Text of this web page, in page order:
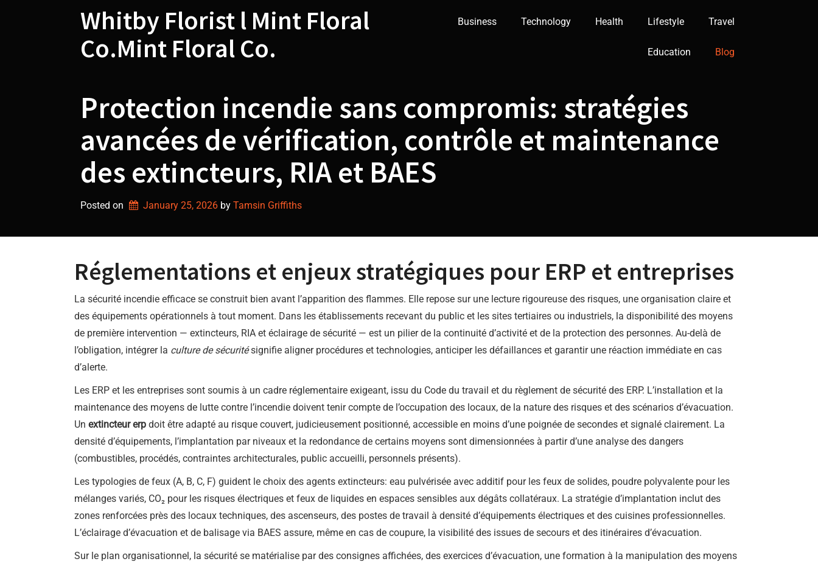
Whitby Florist l Mint Floral
Co.Mint Floral Co.
Business Technology Health Lifestyle Travel
Education Blog
Protection incendie sans compromis: stratégies
avancées de vérification, contrôle et maintenance
des extincteurs, RIA et BAES
Posted on January 25, 2026 by Tamsin Griffiths
Réglementations et enjeux stratégiques pour ERP et entreprises
La sécurité incendie efficace se construit bien avant l’apparition des flammes. Elle repose sur une lecture rigoureuse des risques, une organisation claire et
des équipements opérationnels à tout moment. Dans les établissements recevant du public et les sites tertiaires ou industriels, la disponibilité des moyens
de première intervention — extincteurs, RIA et éclairage de sécurité — est un pilier de la continuité d’activité et de la protection des personnes. Au-delà de
l’obligation, intégrer la culture de sécuritésignifie aligner procédures et technologies, anticiper les défaillances et garantir une réaction immédiate en cas
d’alerte.
Les ERP et les entreprises sont soumis à un cadre réglementaire exigeant, issu du Code du travail et du règlement de sécurité des ERP. L’installation et la
maintenance des moyens de lutte contre l’incendie doivent tenir compte de l’occupation des locaux, de la nature des risques et des scénarios d’évacuation.
Un extincteur erp doit être adapté au risque couvert, judicieusement positionné, accessible en moins d’une poignée de secondes et signalé clairement. La
densité d’équipements, l’implantation par niveaux et la redondance de certains moyens sont dimensionnées à partir d’une analyse des dangers
(combustibles, procédés, contraintes architecturales, public accueilli, personnels présents).
Les typologies de feux (A, B, C, F) guident le choix des agents extincteurs: eau pulvérisée avec additif pour les feux de solides, poudre polyvalente pour les
mélanges variés, CO₂ pour les risques électriques et feux de liquides en espaces sensibles aux dégâts collatéraux. La stratégie d’implantation inclut des
zones renforcées près des locaux techniques, des ascenseurs, des postes de travail à densité d’équipements électriques et des cuisines professionnelles.
L’éclairage d’évacuation et de balisage via BAES assure, même en cas de coupure, la visibilité des issues de secours et des itinéraires d’évacuation.
Sur le plan organisationnel, la sécurité se matérialise par des consignes affichées, des exercices d’évacuation, une formation à la manipulation des moyens